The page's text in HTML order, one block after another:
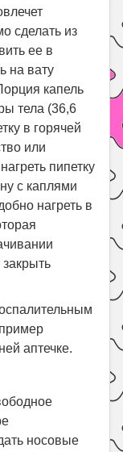
сделать из
ее в
на вату
капель
тела (36,6
в горячей
или
пипетку
с каплями
нагреть в
аптечке.
носовые